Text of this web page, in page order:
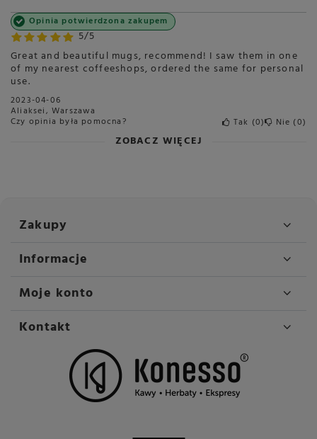
5/5
Opinia potwierdzona zakupem
Great and beautiful mugs, recommend! I saw them in one
of my nearest coffeeshops, ordered the same for personal
use.
2023-04-06
Aliaksei, Warszawa
Czy opinia była pomocna? Tak 0 Nie 0
ZOBACZ WIĘCEJ
Zakupy
Informacje
Moje konto
Kontakt